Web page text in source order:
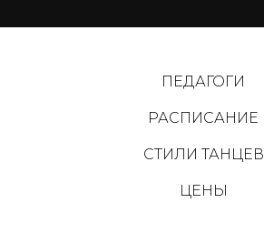
ПЕДАГОГИ
РАСПИСАНИЕ
СТИЛИ ТАНЦЕВ
ЦЕНЫ